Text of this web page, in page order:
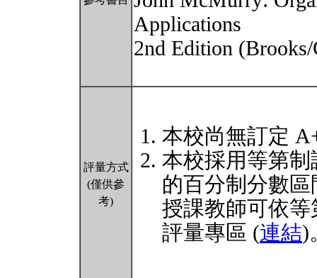
Applications
2nd Edition
評量方式
(僅供參
考)
本校尚無訂定
本校採用等第
的百分制分數
授課教師可依
評量專區 (連結)